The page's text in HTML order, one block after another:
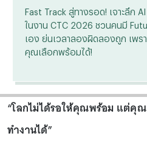
Fast Track สู่ทางรอด! เจาะลึก
ในงาน CTC 2026 ชวนคนมี
เอง ย่นเวลาลองผิดลองถูก เพร
คุณเลือกพร้อมได้!
“โลกไม่ได้รอให้คุณพร้อม แต่คุ
ทำงานได้”